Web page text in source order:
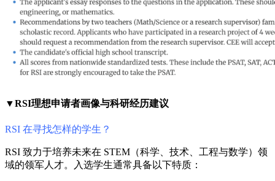
▼RSI理想申请者画像与科研经历建议
RSI 在寻找怎样的学生？
RSI 致力于培养未来在 STEM（科学、技术、工程与数学）领
域的领军人才。入选学生通常具备以下特质：